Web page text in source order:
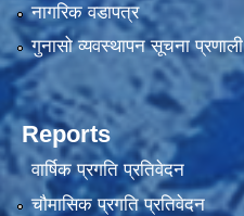
नागरिक वडापत्र
गुनासो व्यवस्थापन सूचना प्रणाली
Reports
वार्षिक प्रगति प्रतिवेदन
चौमासिक प्रगति प्रतिवेदन